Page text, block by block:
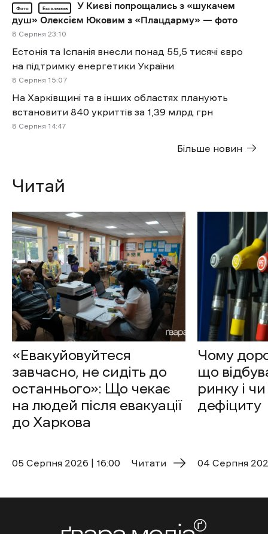
Фото Ексклюзив
У Києві попрощались з «шукачем
душ» Олексієм Юковим з «Плацдарму» — фото
8 Cерпня 23:10
Естонія та Іспанія внесли понад 55,5 тисячі євро
на підтримку енергетики України
8 Cерпня 15:07
На Харківщині та в інших областях планують
встановити 840 укриттів за 1,39 млрд грн
8 Cерпня 14:47
Більше новин
Читай
«Евакуйовуйтеся
завчасно, не сидіть до
останнього»: Що чекає
на людей після евакуації
до Харкова
05 Cерпня 2026 | 16:00 Читати
Чому
що
ринку і
дефіциту
04 Cерпня